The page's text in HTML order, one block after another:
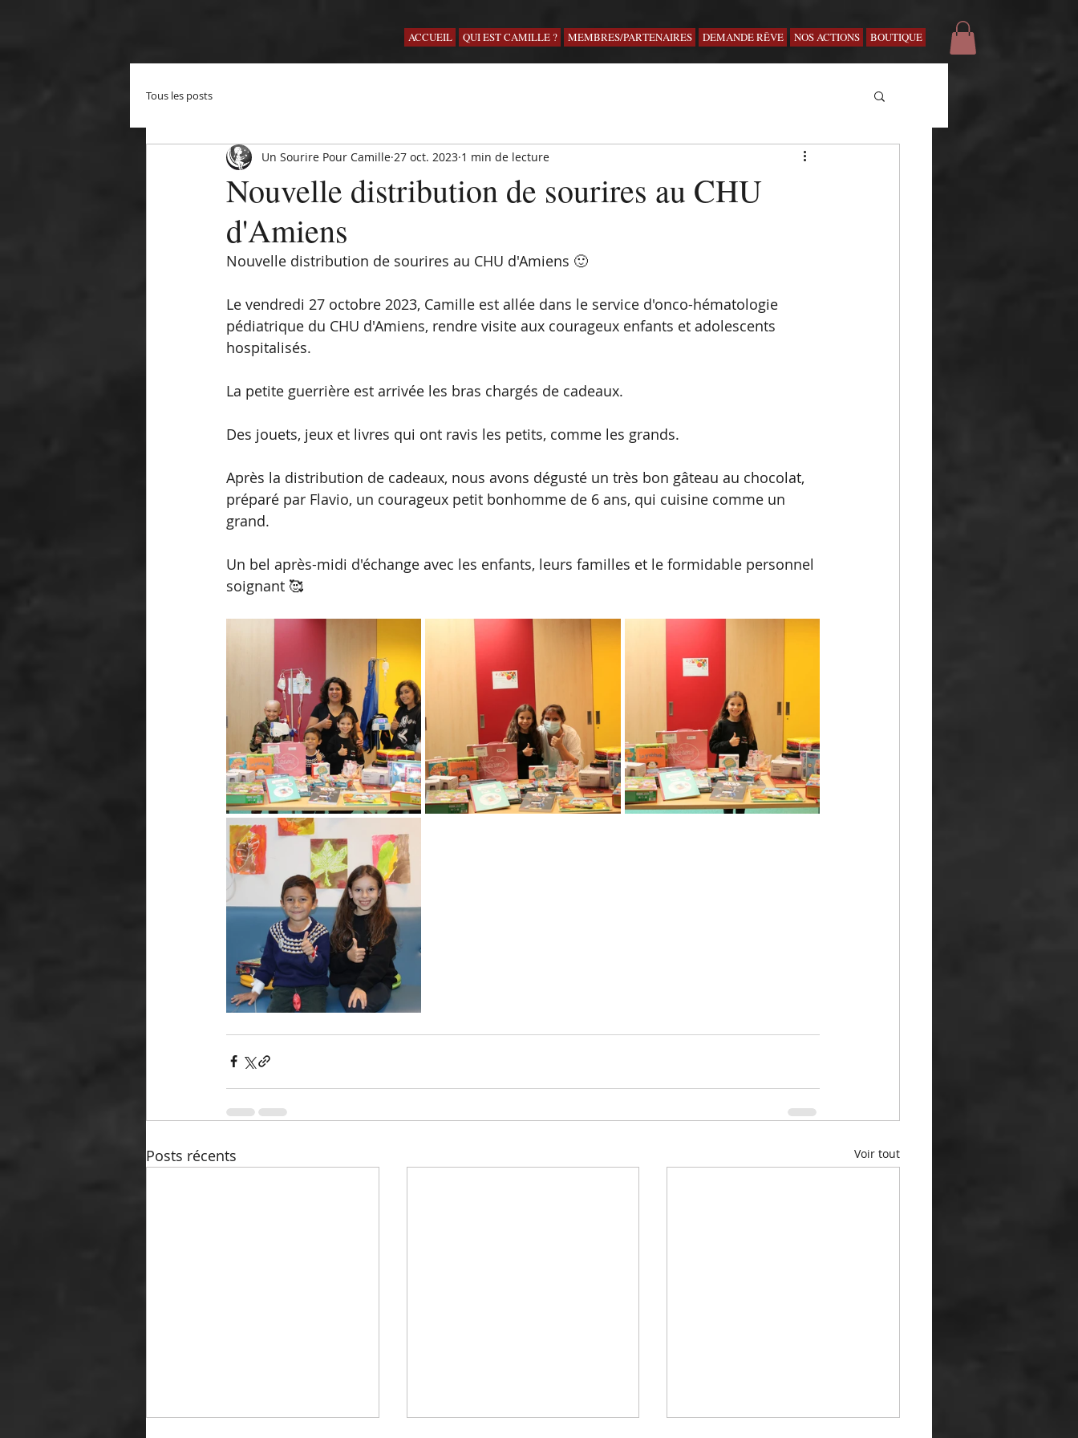
ACCUEIL QUI EST CAMILLE ? MEMBRES/PARTENAIRES DEMANDE RÊVE NOS ACTIONS BOUTIQUE
Tous les posts
Nouvelle distribution de sourires au CHU
d'Amiens
Un Sourire Pour Camille 27 oct. 2023 1 min de lecture
Nouvelle distribution de sourires au CHU d'Amiens 🙂
Le vendredi 27 octobre 2023, Camille est allée dans le service d'onco-hématologie
pédiatrique du CHU d'Amiens, rendre visite aux courageux enfants et adolescents
hospitalisés.
La petite guerrière est arrivée les bras chargés de cadeaux.
Des jouets, jeux et livres qui ont ravis les petits, comme les grands.
Après la distribution de cadeaux, nous avons dégusté un très bon gâteau au chocolat,
préparé par Flavio, un courageux petit bonhomme de 6 ans, qui cuisine comme un
grand.
Un bel après-midi d'échange avec les enfants, leurs familles et le formidable personnel
soignant 🥰
Posts récents Voir tout